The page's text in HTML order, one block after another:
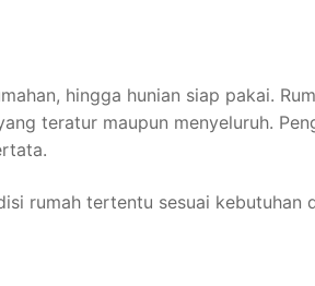
hingga hunian siap pakai.
teratur maupun menyeluruh.
rumah tertentu sesuai kebutuhan